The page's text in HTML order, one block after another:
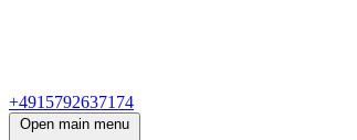
+4915792637174
Open main menu